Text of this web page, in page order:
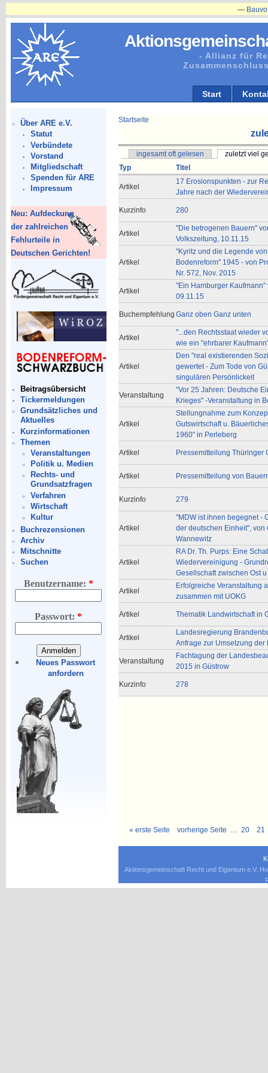
- Allianz für
Start
Über ARE e.V.
Statut
Verbündete
Vorstand
Mitgliedschaft
Spenden für ARE
Impressum
Neu: Aufdeckung
der zahlreichen
Fehlurteile in
Deutschen Gerichten!
Beitragsübersicht
Tickermeldungen
Grundsätzliches und
Aktuelles
Kurzinformationen
Themen
Veranstaltungen
Politik u. Medien
Rechts- und
Grundsatzfragen
Verfahren
Wirtschaft
Kultur
Buchrezensionen
Archiv
Mitschnitte
Suchen
Benutzername: *
Passwort:*
Neues Passwort
anfordern
Startseite
ingesamt oft gelesen
zuletzt viel
Typ
Titel
Artikel
17 Erosionspunkten - zur
Jahre nach der
Kurzinfo 280
Artikel
"Die betrogenen Bauern"
Volkszeitung, 10.11.15
Artikel
"Kyritz und die Legende
Bodenreform" 1945 - von
Nr. 572, Nov. 2015
Artikel
"Ein Hamburger
09.11.15
Buchempfehlung Ganz oben Ganz unten
Artikel
"...den Rechtsstaat wieder
wie ein "ehrbarer
Artikel
Den "real existierenden
gewertet - Zum Tode von
singulären Persönlickeit
Veranstaltung
"Vor 25 Jahren: Deutsche
Krieges" -Veranstaltung in
Artikel
Stellungnahme zum
Gutswirtschaft u.
1960" in Perleberg
Artikel Pressemitteilung Thüringer
Artikel Pressemitteilung von
Kurzinfo 279
Artikel
"MDW ist ihnen begegnet -
der deutschen Einheit", von
Wannewitz
Artikel
RA Dr. Th. Purps: Eine
Wiedervereinigung -
Gesellschaft zwischen Ost u
Artikel
Erfolgreiche Veranstaltung
zusammen mit UOKG
Artikel Thematik Landwirtschaft in
Artikel
Landesregierung
Anfrage zur Umsetzung der
Veranstaltung
Fachtagung der
2015 in Güstrow
Kurzinfo 278
« erste Seite vorherige Seite … 20 21
Aktionsgemeinschaft Recht und Eigentum e.V.